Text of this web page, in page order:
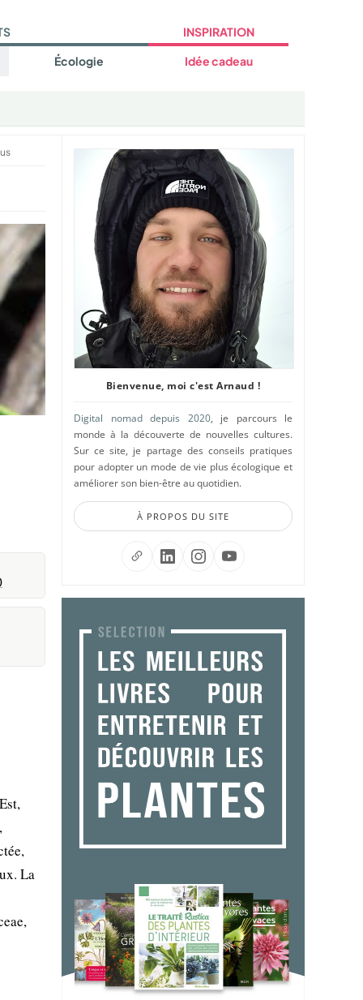
Écologie
INSPIRATION
Idée cadeau
La
Bienvenue, moi c'est Arnaud !
Digital nomad depuis 2020, je parcours le
monde à la découverte de nouvelles cultures.
Sur ce site, je partage des conseils pratiques
pour adopter un mode de vie plus écologique et
améliorer son bien-être au quotidien.
À PROPOS DU SITE